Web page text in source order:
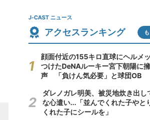
J-CAST ニュース
アクセスランキング
顔面付近の155キロ直球にヘルメ
つけたDeNAルーキー宮下朝陽に
声 「負けん気必要」と球団OB
ダレノガレ明美、被災地炊き出し
な心遣い...「並んでくれた子やと
くれた子にシールを」